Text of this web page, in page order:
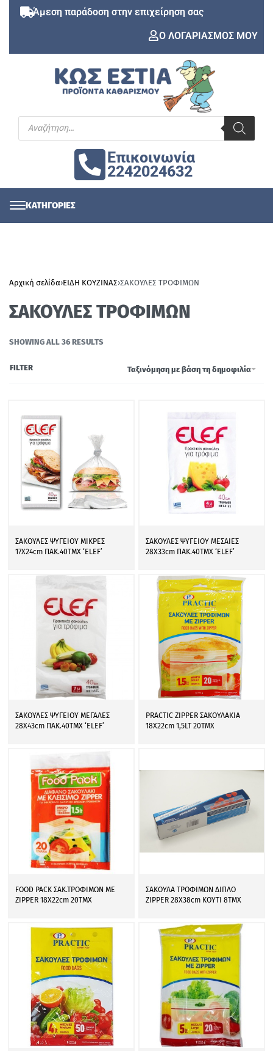
Άμεση παράδοση στην επιχείρηση σας
Ο ΛΟΓΑΡΙΑΣΜΟΣ ΜΟΥ
Επικοινωνία
2242024632
Αρχική σελίδα›ΕΙΔΗ ΚΟΥΖΙΝΑΣ›ΣΑΚΟΥΛΕΣ ΤΡΟΦΙΜΩΝ
ΣΑΚΟΥΛΕΣ ΤΡΟΦΙΜΩΝ
SHOWING ALL 36 RESULTS
Ταξινόμηση με βάση τη δημοφιλία
FILTER
ΣΑΚΟΥΛΕΣ ΨΥΓΕΙΟΥ ΜΙΚΡΕΣ
17Χ24cm ΠΑΚ.40ΤΜΧ ‘ELEF’
ΣΑΚΟΥΛΕΣ ΨΥΓΕΙΟΥ ΜΕΣΑΙΕΣ
28Χ33cm ΠΑΚ.40ΤΜΧ ‘ELEF’
ΣΑΚΟΥΛΕΣ ΨΥΓΕΙΟΥ ΜΕΓΑΛΕΣ
28Χ43cm ΠΑΚ.40ΤΜΧ ‘ELEF’
PRACTIC ZIPPER ΣΑΚΟΥΛΑΚΙΑ
18Χ22cm 1,5LT 20ΤΜΧ
FOOD PACK ΣΑΚ.ΤΡΟΦΙΜΩΝ ΜΕ
ZIPPER 18X22cm 20ΤΜΧ
ΣΑΚΟΥΛΑ ΤΡΟΦΙΜΩΝ ΔΙΠΛΟ
ZIPPER 28X38cm ΚΟΥΤΙ 8ΤΜΧ